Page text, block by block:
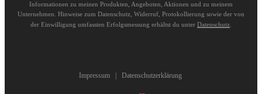
Informationen zu meinen Produkten, Angeboten, Aktionen und zu meinem
Unternehmen. Hinweise zum Datenschutz, Widerruf, Protokollierung sowie der von
der Einwilligung umfassten Erfolgsmessung erhältst du unter Datenschutz
Impressum| Datenschutzerklärung